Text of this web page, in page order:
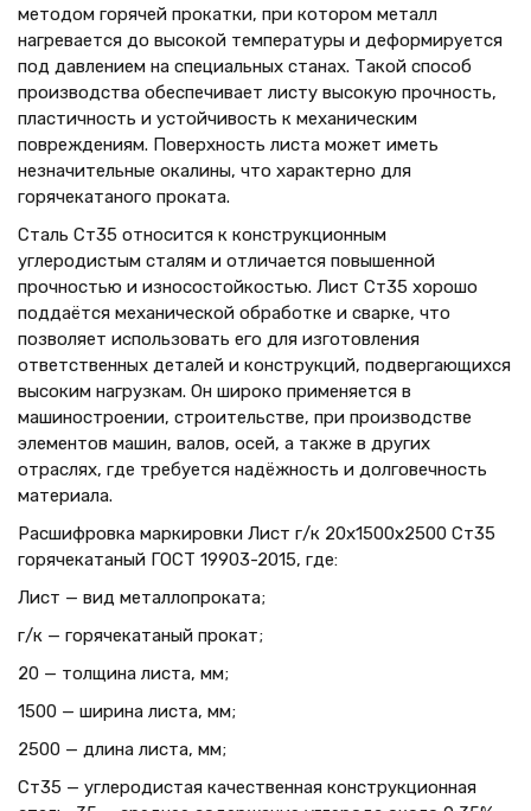
методом горячей прокатки, при котором металл
нагревается до высокой температуры и деформируется
под давлением на специальных станах. Такой способ
производства обеспечивает листу высокую прочность,
пластичность и устойчивость к механическим
повреждениям. Поверхность листа может иметь
незначительные окалины, что характерно для
горячекатаного проката.
Сталь Ст35 относится к конструкционным
углеродистым сталям и отличается повышенной
прочностью и износостойкостью. Лист Ст35 хорошо
поддаётся механической обработке и сварке, что
позволяет использовать его для изготовления
ответственных деталей и конструкций, подвергающихся
высоким нагрузкам. Он широко применяется в
машиностроении, строительстве, при производстве
элементов машин, валов, осей, а также в других
отраслях, где требуется надёжность и долговечность
материала.
Расшифровка маркировки Лист г/к 20х1500x2500 Ст35
горячекатаный ГОСТ 19903-2015, где:
Лист — вид металлопроката;
г/к — горячекатаный прокат;
20 — толщина листа, мм;
1500 — ширина листа, мм;
2500 — длина листа, мм;
Ст35 — углеродистая качественная конструкционная